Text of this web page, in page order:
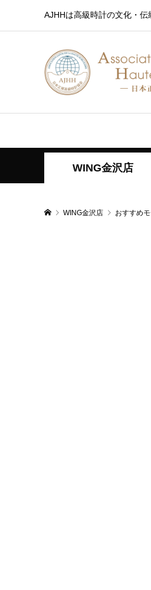
AJHHは高級時計の文化・
WING金沢店
WING金沢店 おすすめ